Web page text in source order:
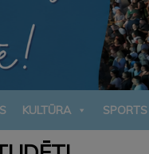
KULTŪRA SPORTS